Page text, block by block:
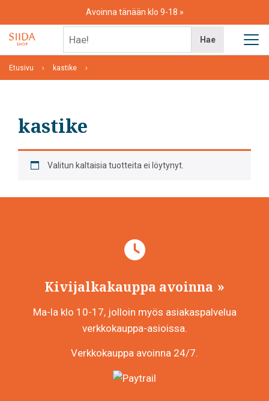
content
Avoinna tänään klo 9-18
Hae
Etusivu kastike
kastike
Valitun kaltaisia tuotteita ei löytynyt.
Kivijalkakauppa avoinna
Ma-la klo 10-17, jolloin myös asiakaspalvelua
verkkokauppa-asioissa.
Verkkokauppa avoinna 24/7.